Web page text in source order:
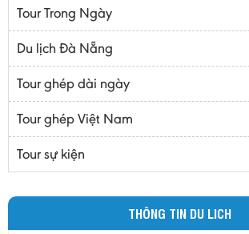
Bến Tre
Cà mau
Cao Bằng
Daknông
Đồng Nai
Đồng Tháp
Đắc Lắc
Tour Trong Ngày
Du lịch Đà Nẵng
Tour ghép dài ngày
Tour ghép Việt Nam
Tour sự kiện
THÔNG TIN DU LICH